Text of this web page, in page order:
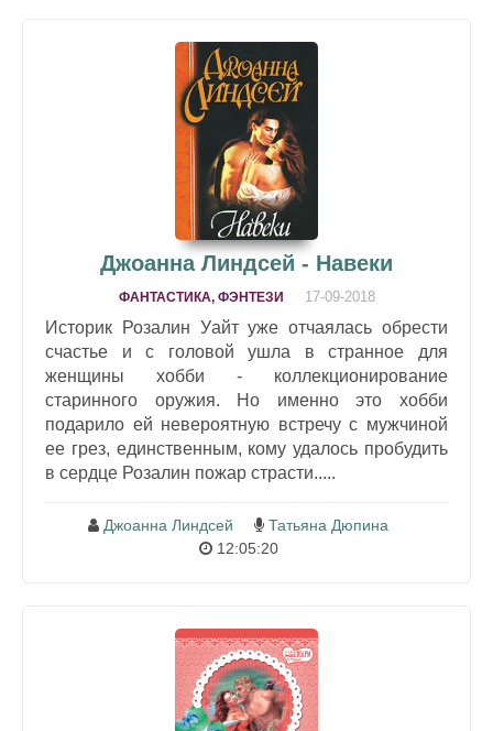
Джоанна Линдсей - Навеки
ФАНТАСТИКА, ФЭНТЕЗИ 17-09-2018
Историк Розалин Уайт уже отчаялась обрести
счастье и с головой ушла в странное для
женщины хобби - коллекционирование
старинного оружия. Но именно это хобби
подарило ей невероятную встречу с мужчиной
ее грез, единственным, кому удалось пробудить
в сердце Розалин пожар страсти.....
Джоанна Линдсей
Татьяна Дюпина
12:05:20